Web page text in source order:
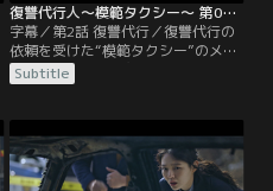
復讐代行人～模範タクシー～ 第02話／字幕
字幕／第2話 復讐代行／復讐代行の
依頼を受けた“模範タクシー”のメン
バーたちは、依頼主のカン・マリア
が働いていた塩辛工場でひどい扱い
で復讐を引き受けることにしたドギ
たちは、さっそく作戦を実行に移
す。
Subtitle